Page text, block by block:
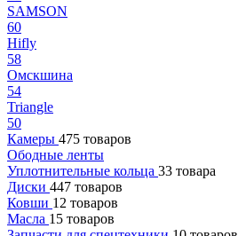
SAMSON
60
Hifly
58
Омскшина
54
Triangle
50
Камеры 475 товаров
Ободные ленты
Уплотнительные кольца 33 товара
Диски 447 товаров
Ковши 12 товаров
Масла 15 товаров